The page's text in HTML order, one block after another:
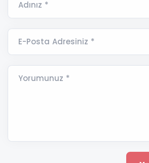
Adınız *
E-Posta Adresiniz *
Yorumunuz *